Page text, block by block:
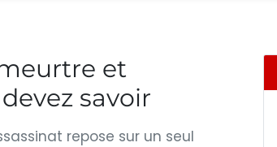
et
savoir
repose sur un seul